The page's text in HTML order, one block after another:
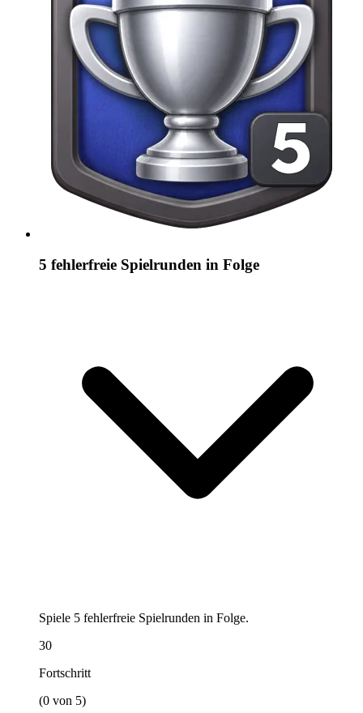
5 fehlerfreie Spielrunden in Folge
Spiele 5 fehlerfreie Spielrunden in Folge.
30
Fortschritt
(0 von 5)